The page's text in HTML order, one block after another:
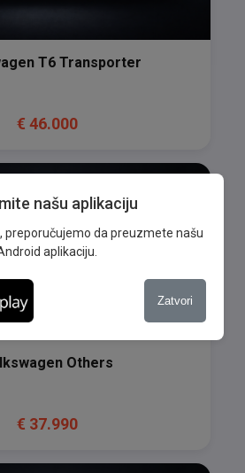
T6 Transporter
€ 46.000
Others
€ 37.990
našu aplikaciju
preporučujemo da preuzmete našu
aplikaciju.
Zatvori